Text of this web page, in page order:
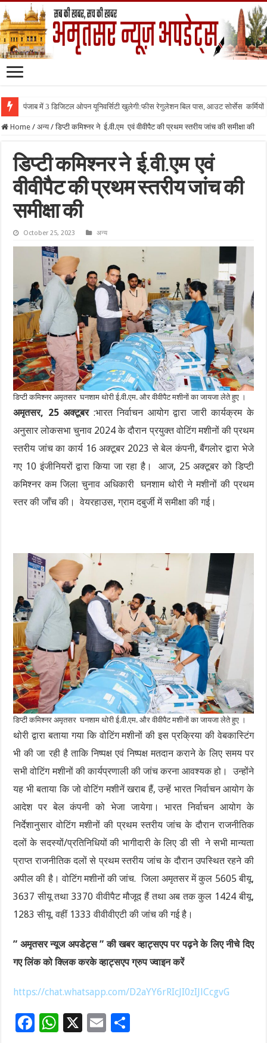
पंजाब में 3 डिजिटल ओपन यूनिवर्सिटी खुलेगी:फीस रेगुलेशन बिल पास, आउट सोर्सेस
Home / अन्य / डिप्टी कमिश्नर ने ई.वी.एम एवं वीवीपैट की प्रथम स्तरीय जांच की समीक्षा की
डिप्टी कमिश्नर ने ई.वी.एम एवं
वीवीपैट की प्रथम स्तरीय जांच की
समीक्षा की
October 25, 2023 अन्य
डिप्टी कमिश्नर अमृतसर घनशाम थोरी ई.वी.एम. और वीवीपैट मशीनों का जायजा लेते हुए ।
अमृतसर, 25 अक्टूबर:भारत निर्वाचन आयोग द्वारा जारी कार्यक्रम के
अनुसार लोकसभा चुनाव 2024 के दौरान प्रयुक्त वोटिंग मशीनों की प्रथम
स्तरीय जांच का कार्य 16 अक्टूबर 2023 से बेल कंपनी, बैंगलोर द्वारा भेजे
गए 10 इंजीनियरों द्वारा किया जा रहा है। आज, 25 अक्टूबर को डिप्टी
कमिश्नर कम जिला चुनाव अधिकारी घनशाम थोरी ने मशीनों की प्रथम
स्तर की जाँच की। वेयरहाउस, ग्राम दबुर्जी में समीक्षा की गई।
डिप्टी कमिश्नर अमृतसर घनशाम थोरी ई.वी.एम. और वीवीपैट मशीनों का जायजा लेते हुए ।
थोरी द्वारा बताया गया कि वोटिंग मशीनों की इस प्रक्रिया की वेबकास्टिंग
भी की जा रही है ताकि निष्पक्ष एवं निष्पक्ष मतदान कराने के लिए समय पर
सभी वोटिंग मशीनों की कार्यप्रणाली की जांच करना आवश्यक हो। उन्होंने
यह भी बताया कि जो वोटिंग मशीनें खराब हैं, उन्हें भारत निर्वाचन आयोग के
आदेश पर बेल कंपनी को भेजा जायेगा। भारत निर्वाचन आयोग के
निर्देशानुसार वोटिंग मशीनों की प्रथम स्तरीय जांच के दौरान राजनीतिक
दलों के सदस्यों/प्रतिनिधियों की भागीदारी के लिए डी सी ने सभी मान्यता
प्राप्त राजनीतिक दलों से प्रथम स्तरीय जांच के दौरान उपस्थित रहने की
अपील की है। वोटिंग मशीनों की जांच. जिला अमृतसर में कुल 5605 बीयू,
3637 सीयू तथा 3370 वीवीपैट मौजूद हैं तथा अब तक कुल 1424 बीयू,
1283 सीयू. वहीं 1333 वीवीवीएटी की जांच की गई है।
” अमृतसर न्यूज अपडेट्स ” की खबर व्हाट्सएप पर पढ़ने के लिए नीचे दिए
गए लिंक को क्लिक करके व्हाट्सएप ग्रुप ज्वाइन करें
https://chat.whatsapp.com/D2aYY6rRIcJI0zIJlCcgvG
F
W X
E